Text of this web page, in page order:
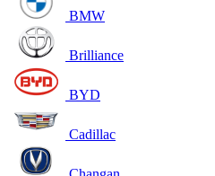
BMW
Brilliance
BYD
Cadillac